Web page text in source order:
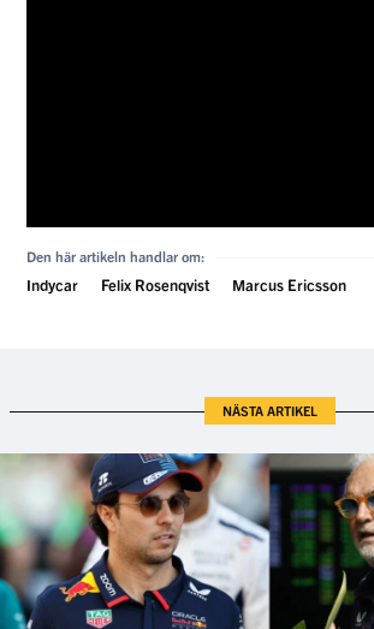
Den här artikeln handlar om:
Indycar Felix Rosenqvist Marcus Ericsson
NÄSTA ARTIKEL